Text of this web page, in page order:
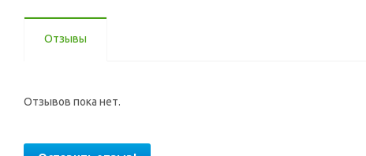
Отзывы
Отзывов пока нет.